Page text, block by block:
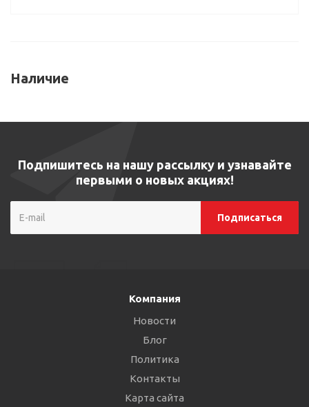
Наличие
Подпишитесь на нашу рассылку и узнавайте
первыми о новых акциях!
Компания
Новости
Блог
Политика
Контакты
Карта сайта